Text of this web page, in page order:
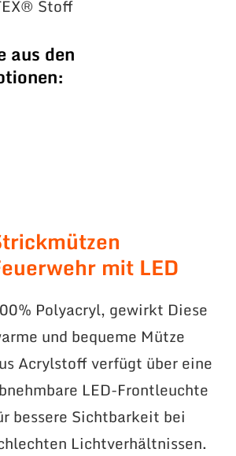
Stoff
aus den
mit LED
Polyacryl, gewirkt Diese
und bequeme Mütze
Acrylstoff verfügt über eine
LED-Frontleuchte
bessere Sichtbarkeit bei
Lichtverhältnissen.